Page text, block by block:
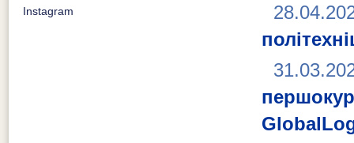
Instagram